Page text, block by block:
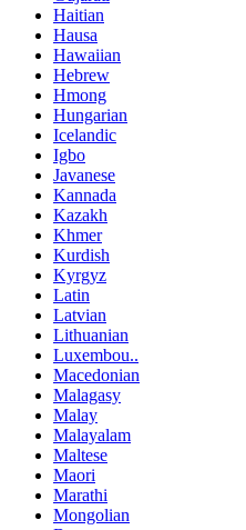
Haitian
Hausa
Hawaiian
Hebrew
Hmong
Hungarian
Icelandic
Igbo
Javanese
Kannada
Kazakh
Khmer
Kurdish
Kyrgyz
Latin
Latvian
Lithuanian
Luxembou..
Macedonian
Malagasy
Malay
Malayalam
Maltese
Maori
Marathi
Mongolian